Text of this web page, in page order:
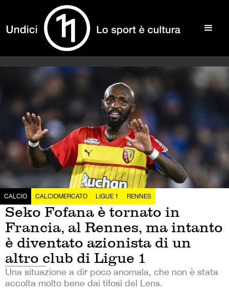
CALCIO CALCIOMERCATO LIGUE 1 RENNES
Seko Fofana è tornato in
Francia, al Rennes, ma intanto
è diventato azionista di un
altro club di Ligue 1
Una situazione a dir poco anomala, che non è stata
accolta molto bene dai tifosi del Lens.